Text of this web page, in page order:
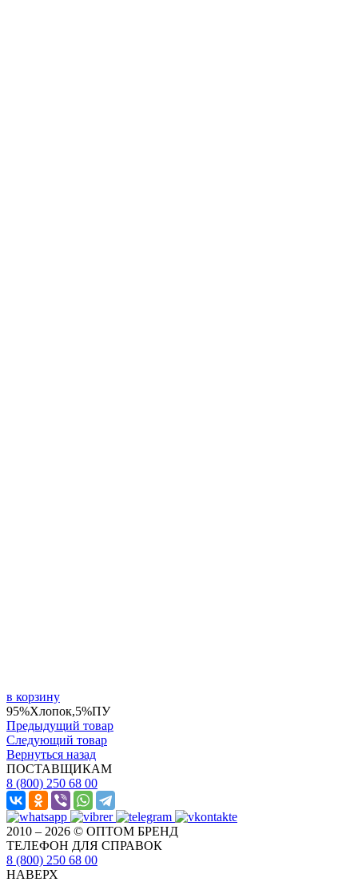
в корзину
95%Хлопок,5%ПУ
Предыдущий товар
Следующий товар
Вернуться назад
ПОСТАВЩИКАМ
8 (800) 250 68 00
2010 – 2026 © ОПТОМ БРЕНД
ТЕЛЕФОН ДЛЯ СПРАВОК
8 (800) 250 68 00
НАВЕРХ